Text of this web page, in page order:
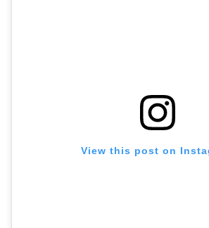
View this post on